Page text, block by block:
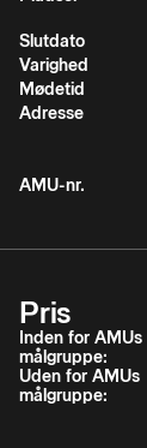
Slutdato
Varighed
Mødetid
Adresse
AMU-nr.
Pris
Inden for AMUs
målgruppe:
Uden for AMUs
målgruppe: